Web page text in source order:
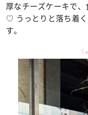
厚なチーズケーキで
♡ うっとりと落ち着
す。